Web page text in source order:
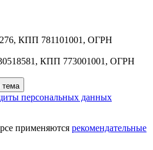
КПП 781101001, ОГРН
КПП 773001001, ОГРН
тема
персональных данных
применяются рекомендательные